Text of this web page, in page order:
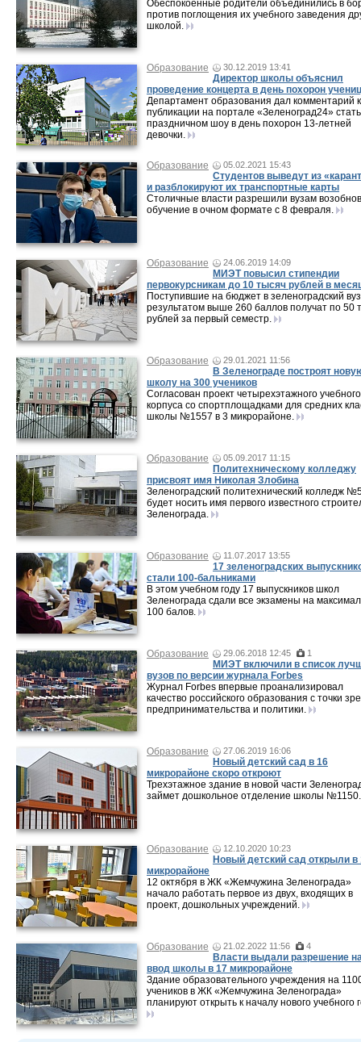
Обеспокоенные родители объединились в
против поглощения их учебного заведения
школой.
Образование 30.12.2019 13:41
Директор школы объяснил
проведение концерта в день похорон
Департамент образования дал комментарий к
публикации на портале «Зеленоград24»
праздничном шоу в день похорон 13-летней
девочки.
Образование 05.02.2021 15:43
Студентов выведут из
и разблокируют их транспортные карты
Столичные власти разрешили вузам
обучение в очном формате с 8 февраля.
Образование 24.06.2019 14:09
МИЭТ повысил стипендии
первокурсникам до 10 тысяч рублей в
Поступившие на бюджет в зеленоградский
результатом выше 260 баллов получат по 50
рублей за первый семестр.
Образование 29.01.2021 11:56
В Зеленограде построят
школу на 300 учеников
Согласован проект четырехэтажного учебного
корпуса со спортплощадками для средних
школы №1557 в 3 микрорайоне.
Образование 05.09.2017 11:15
Политехническому колледжу
присвоят имя Николая Злобина
Зеленоградский политехнический колледж
будет носить имя первого известного
Зеленограда.
Образование 11.07.2017 13:55
17 зеленоградских
стали 100-бальниками
В этом учебном году 17 выпускников школ
Зеленограда сдали все экзамены на
100 балов.
Образование 29.06.2018 12:45 1
МИЭТ включили в список
вузов по версии журнала Forbes
Журнал Forbes впервые проанализировал
качество российского образования с точки
предпринимательства и политики.
Образование 27.06.2019 16:06
Новый детский сад в 16
микрорайоне скоро откроют
Трехэтажное здание в новой части
займет дошкольное отделение школы №1150.
Образование 12.10.2020 10:23
Новый детский сад открыли в
микрорайоне
12 октября в ЖК «Жемчужина Зеленограда»
начало работать первое из двух, входящих в
проект, дошкольных учреждений.
Образование 21.02.2022 11:56 4
Власти выдали разрешение
ввод школы в 17 микрорайоне
Здание образовательного учреждения на
учеников в ЖК «Жемчужина Зеленограда»
планируют открыть к началу нового учебного